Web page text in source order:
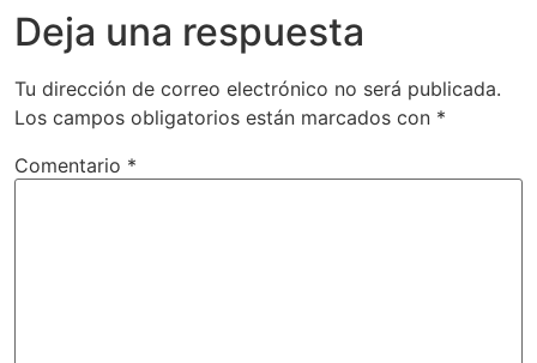
Deja una respuesta
Tu dirección de correo electrónico no será publicada.
Los campos obligatorios están marcados con *
Comentario *